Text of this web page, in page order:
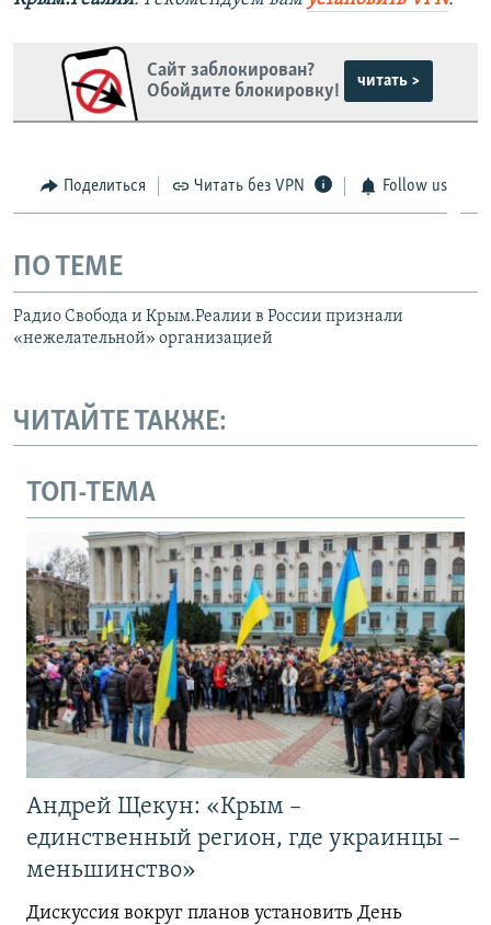
Сайт заблокирован?
Обойдите блокировку!
читать >
Поделиться Читать без VPN Follow us
ПО ТЕМЕ
Радио Свобода и Крым.Реалии в России признали
«нежелательной» организацией
ЧИТАЙТЕ ТАКЖЕ:
ТОП-ТЕМА
Андрей Щекун: «Крым –
единственный регион, где украинцы –
меньшинство»
Дискуссия вокруг планов установить День